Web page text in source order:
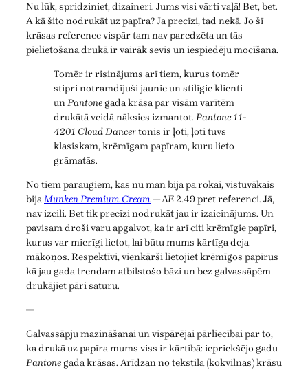
Nu lūk, spridziniet, dizaineri. Jums visi vārti vaļā! Bet, bet.
A kā šito nodrukāt uz papīra? Ja precīzi, tad nekā. Jo šī
krāsas reference vispār tam nav paredzēta un tās
pielietošana drukā ir vairāk sevis un iespiedēju mocīšana.
Tomēr ir risinājums arī tiem, kurus tomēr
stipri notramdījuši jaunie un stilīgie klienti
unPantonegada krāsa par visām varītēm
drukātā veidā nāksies izmantot. Pantone 11-
4201 Cloud Dancertonis ir ļoti, ļoti tuvs
klasiskam, krēmīgam papīram, kuru lieto
grāmatās.
No tiem paraugiem, kas nu man bija pa rokai, vistuvākais
bijaMunken Premium Cream— ΔE2.49 pret referenci. Jā,
nav izcili. Bet tik precīzi nodrukāt jau ir izaicinājums. Un
pavisam droši varu apgalvot, ka ir arī citi krēmīgie papīri,
kurus var mierīgi lietot, lai būtu mums kārtīga deja
mākoņos. Respektīvi, vienkārši lietojiet krēmīgos papīrus
kā jau gada trendam atbilstošo bāzi un bez galvassāpēm
drukājiet pāri saturu.
—
Galvassāpju mazināšanai un vispārējai pārliecībai par to,
ka drukā uz papīra mums viss ir kārtībā: iepriekšējo gadu
Pantonegada krāsas. Arīdzan no tekstila (kokvilnas) krāsu